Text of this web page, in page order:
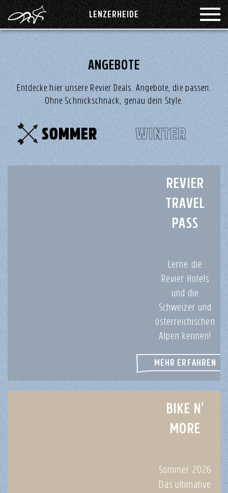
LENZERHEIDE
GRUPPE
ADELBODEN
KAPRUN
MONTAFON
SAAS-FEE
SÄNTISPARK ST.GALLEN
ZIMMER
FUCHSBAU
GUT ZU WISSEN
EVENTS
PHILOSOPHIE
ANREISE
ANGEBOTE
Entdecke hier unsere Revier Deals. Angebote, die passen.
Ohne Schnickschnack, genau dein Style.
SOMMER WINTER
REVIER
TRAVEL
PASS
Lerne die
Revier Hotels
und die
Schweizer und
österreichischen
Alpen kennen!
MEHR ERFAHREN
BIKE N'
MORE
Sommer 2026
Das ultimative